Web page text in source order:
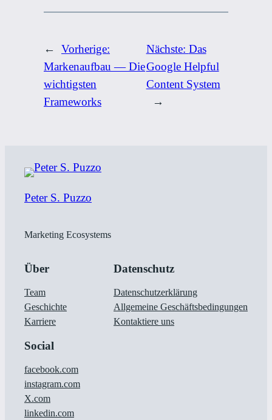
←
Vorherige:
Markenaufbau — Die
wichtigsten
Frameworks
Nächste: Das
Google Helpful
Content System
→
Peter S. Puzzo
Marketing Ecosystems
Über
Team
Geschichte
Karriere
Datenschutz
Datenschutzerklärung
Allgemeine Geschäftsbedingungen
Kontaktiere uns
Social
facebook.com
instagram.com
X.com
linkedin.com